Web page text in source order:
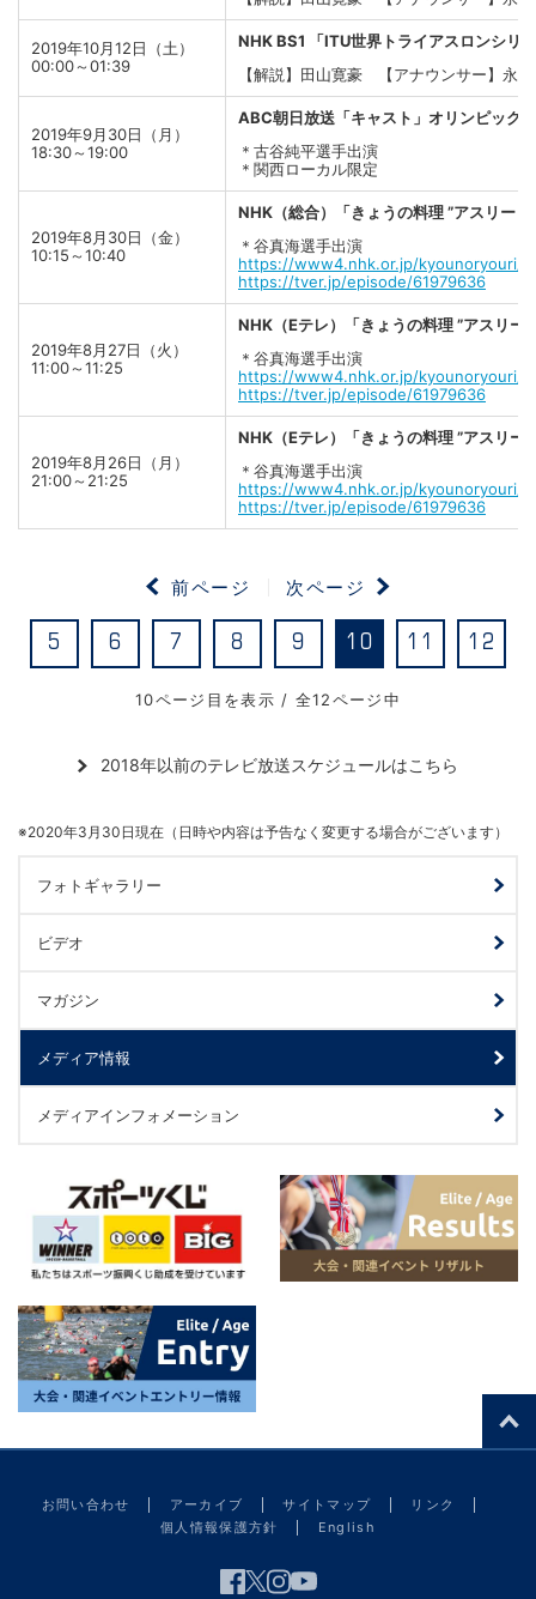
2019年10月12日（土）
00:00～01:39
NHK BS1 「ITU世界トライアスロンシリ
【解説】田山寛豪 【アナウンサー】永
2019年9月30日（月）
18:30～19:00
ABC朝日放送「キャスト」オリンピック
＊古谷純平選手出演
＊関西ローカル限定
2019年8月30日（金）
10:15～10:40
NHK（総合）「きょうの料理 ”アスリー
＊谷真海選手出演
https://www4.nhk.or.jp/kyounoryouri/
https://tver.jp/episode/61979636
2019年8月27日（火）
11:00～11:25
NHK（Eテレ）「きょうの料理 ”アスリー
＊谷真海選手出演
https://www4.nhk.or.jp/kyounoryouri/
https://tver.jp/episode/61979636
2019年8月26日（月）
21:00～21:25
NHK（Eテレ）「きょうの料理 ”アスリー
＊谷真海選手出演
https://www4.nhk.or.jp/kyounoryouri/
https://tver.jp/episode/61979636
10ページ目を表示 / 全12ページ中
前ページ
5 6 7 8 9 10 11 12
次ページ
2018年以前のテレビ放送スケジュールはこちら
※2020年3月30日現在（日時や内容は予告なく変更する場合がございます）
フォトギャラリー
ビデオ
マガジン
メディア情報
メディアインフォメーション
お問い合わせ アーカイブ サイトマップ
リンク
個人情報保護方針
English